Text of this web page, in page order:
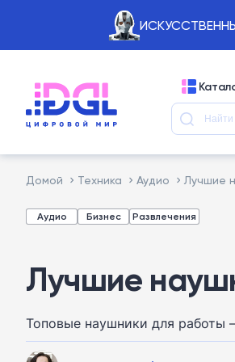
Домой Техника Аудио Лучшие
Аудио Бизнес Развлечения
Лучшие
Топовые наушники для работы